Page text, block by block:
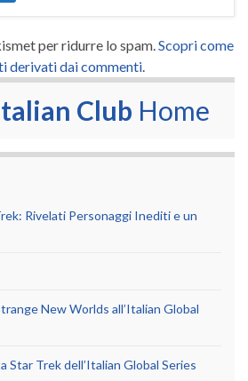
per ridurre lo spam.Scopri come
derivati dai commenti.
Club Home
Rivelati Personaggi Inediti e un
New Worlds all’Italian Global
Trek dell’Italian Global Series